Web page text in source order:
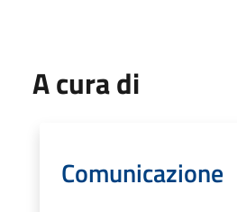
A cura di
Comunicazione